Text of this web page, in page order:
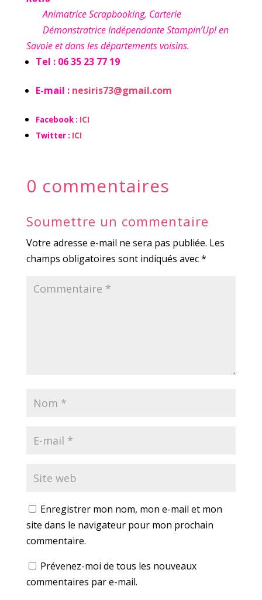
Animatrice Scrapbooking, Carterie
Démonstratrice Indépendante Stampin’Up! en
Savoie et dans les départements voisins.
Tel : 06 35 23 77 19
E-mail : nesiris73@gmail.com
Facebook : ICI
Twitter : ICI
0 commentaires
Soumettre un commentaire
Votre adresse e-mail ne sera pas publiée. Les
champs obligatoires sont indiqués avec*
Enregistrer mon nom, mon e-mail et mon
site dans le navigateur pour mon prochain
commentaire.
Prévenez-moi de tous les nouveaux
commentaires par e-mail.